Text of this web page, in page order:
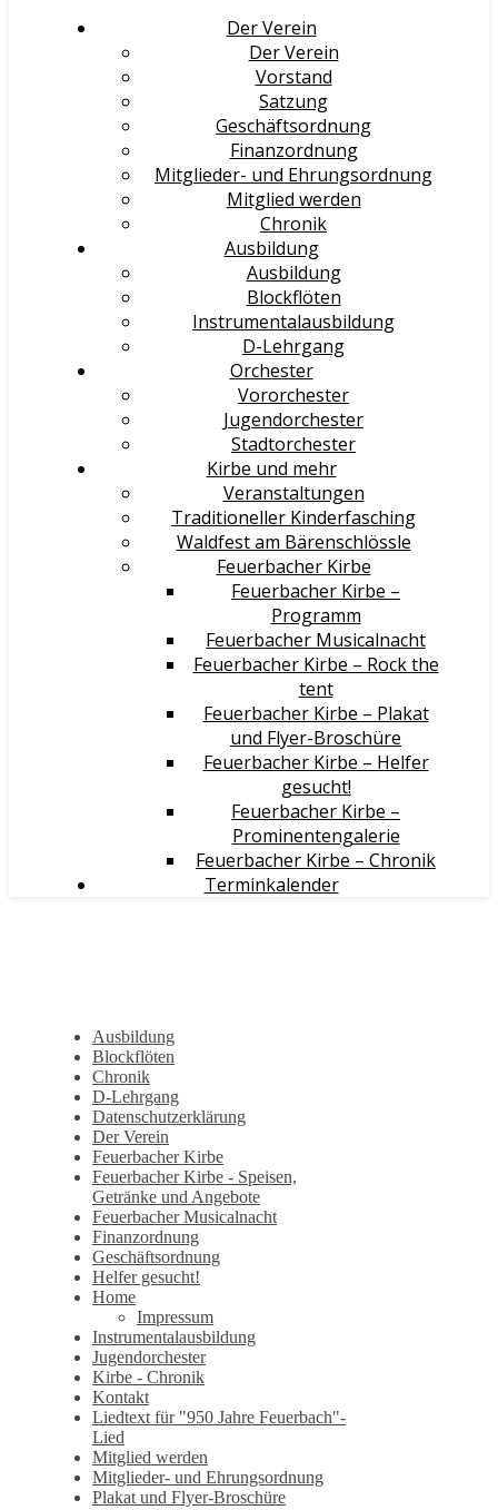
Der Verein
Der Verein
Vorstand
Satzung
Geschäftsordnung
Finanzordnung
Mitglieder- und Ehrungsordnung
Mitglied werden
Chronik
Ausbildung
Ausbildung
Blockflöten
Instrumentalausbildung
D-Lehrgang
Orchester
Vororchester
Jugendorchester
Stadtorchester
Kirbe und mehr
Veranstaltungen
Traditioneller Kinderfasching
Waldfest am Bärenschlössle
Feuerbacher Kirbe
Feuerbacher Kirbe –
Programm
Feuerbacher Musicalnacht
Feuerbacher Kirbe – Rock the
tent
Feuerbacher Kirbe – Plakat
und Flyer-Broschüre
Feuerbacher Kirbe – Helfer
gesucht!
Feuerbacher Kirbe –
Prominentengalerie
Feuerbacher Kirbe – Chronik
Terminkalender
Ausbildung
Blockflöten
Chronik
D-Lehrgang
Datenschutzerklärung
Der Verein
Feuerbacher Kirbe
Feuerbacher Kirbe - Speisen,
Getränke und Angebote
Feuerbacher Musicalnacht
Finanzordnung
Geschäftsordnung
Helfer gesucht!
Home
Impressum
Instrumentalausbildung
Jugendorchester
Kirbe - Chronik
Kontakt
Liedtext für "950 Jahre Feuerbach"-
Lied
Mitglied werden
Mitglieder- und Ehrungsordnung
Plakat und Flyer-Broschüre